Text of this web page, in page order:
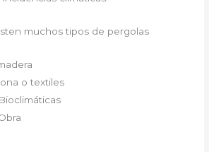
muchos tipos de pergolas
o textiles